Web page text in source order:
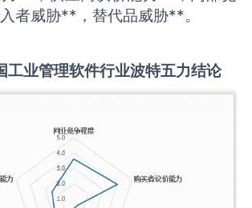
者威胁**，替代品威胁**。
工业管理软件行业波特五力结论